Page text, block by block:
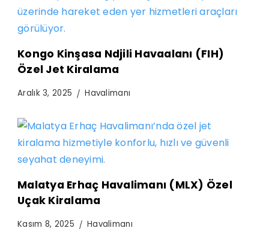
Kongo Kinşasa Ndjili Havaalanı (FIH)
Özel Jet Kiralama
Aralık 3, 2025 Havalimanı
Malatya Erhaç Havalimanı (MLX) Özel
Uçak Kiralama
Kasım 8, 2025 Havalimanı